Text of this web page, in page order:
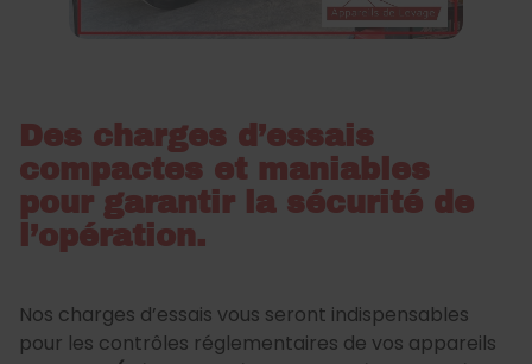
Des charges d’essais
compactes et maniables
pour garantir la sécurité de
l’opération.
Nos charges d’essais vous seront indispensables
pour les contrôles réglementaires de vos appareils